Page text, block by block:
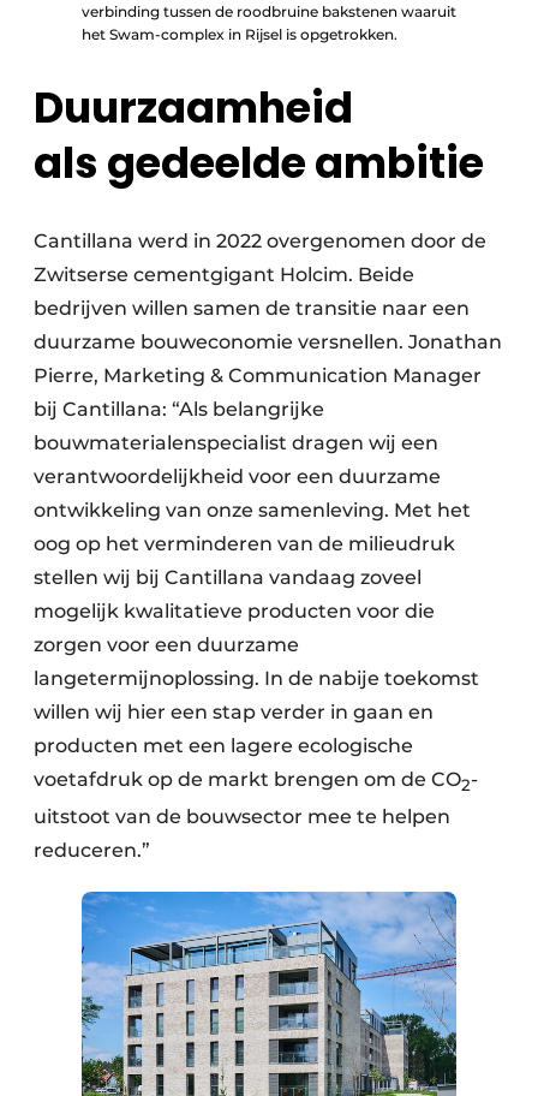
verbinding tussen de roodbruine bakstenen waaruit
het Swam-complex in Rijsel is opgetrokken.
Duurzaamheid
als gedeelde ambitie
Cantillana werd in 2022 overgenomen door de
Zwitserse cementgigant Holcim. Beide
bedrijven willen samen de transitie naar een
duurzame bouweconomie versnellen. Jonathan
Pierre, Marketing & Communication Manager
bij Cantillana: “Als belangrijke
bouwmaterialenspecialist dragen wij een
verantwoordelijkheid voor een duurzame
ontwikkeling van onze samenleving. Met het
oog op het verminderen van de milieudruk
stellen wij bij Cantillana vandaag zoveel
mogelijk kwalitatieve producten voor die
zorgen voor een duurzame
langetermijnoplossing. In de nabije toekomst
willen wij hier een stap verder in gaan en
producten met een lagere ecologische
voetafdruk op de markt brengen om de CO2-
uitstoot van de bouwsector mee te helpen
reduceren.”